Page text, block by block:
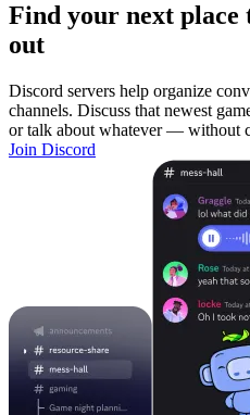
Find your next
out
Discord servers help organize
channels. Discuss that newest
or talk about whatever — without
Join Discord